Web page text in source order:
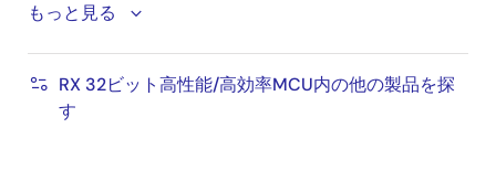
(R5F523ExAxxx)
シングル 24ビットΔΣA/Dコンバータ
もっと見る
RX 32ビット高性能/高効率MCU内の他の製品を探
す